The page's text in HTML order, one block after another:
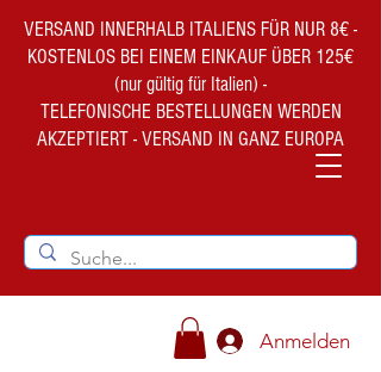
VERSAND INNERHALB ITALIENS FÜR NUR 8€ -
KOSTENLOS BEI EINEM EINKAUF ÜBER 125€
(nur gültig für Italien) -
TELEFONISCHE BESTELLUNGEN WERDEN
AKZEPTIERT - VERSAND IN GANZ EUROPA
Anmelden